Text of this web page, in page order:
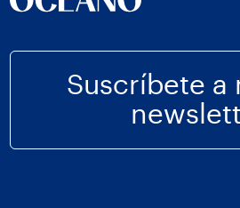
Suscríbete a